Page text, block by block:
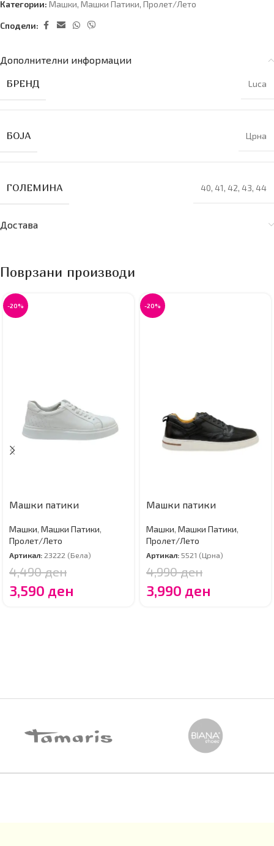
Категории: Машки, Машки Патики, Пролет/Лето
Сподели:
Дополнителни информации
БРЕНД Luca
БОЈА Црна
ГОЛЕМИНА 40, 41, 42, 43, 44
Достава
Поврзани производи
-20%
Машки патики
Машки, Машки Патики,
Пролет/Лето
Артикал:23222 (Бела)
4,490ден
3,590 ден
-20%
Машки патики
Машки, Машки Патики,
Пролет/Лето
Артикал:5521 (Црна)
4,990ден
3,990 ден